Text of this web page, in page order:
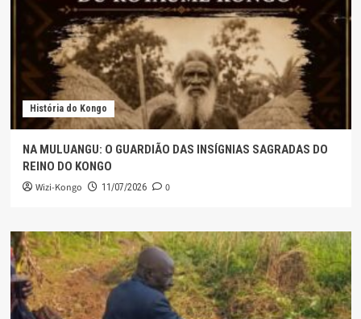
História do Kongo
NA MULUANGU: O GUARDIÃO DAS INSÍGNIAS SAGRADAS DO
REINO DO KONGO
Wizi-Kongo 11/07/2026 0